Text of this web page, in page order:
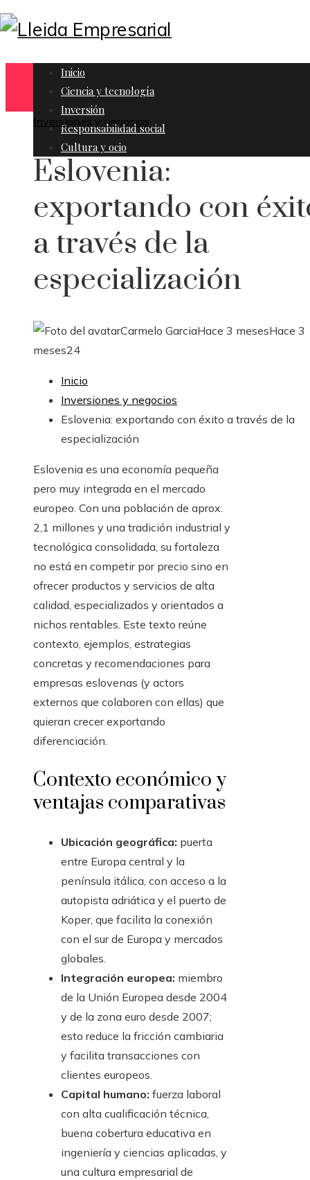
Inicio
Ciencia y tecnología
Inversión
Responsabilidad social
Cultura y ocio
Inversiones y negocios
Eslovenia:
exportando con
a través de la
especialización
Carmelo GarciaHace 3 mesesHace 3
meses24
Inicio
Inversiones y negocios
Eslovenia: exportando con éxito a través de la
especialización
Eslovenia es una economía pequeña
pero muy integrada en el mercado
europeo. Con una población de aprox.
2,1 millones y una tradición industrial y
tecnológica consolidada, su fortaleza
no está en competir por precio sino en
ofrecer productos y servicios de alta
calidad, especializados y orientados a
nichos rentables. Este texto reúne
contexto, ejemplos, estrategias
concretas y recomendaciones para
empresas eslovenas (y actors
externos que colaboren con ellas) que
quieran crecer exportando
diferenciación.
Contexto económico y
ventajas comparativas
Ubicación geográfica: puerta
entre Europa central y la
península itálica, con acceso a la
autopista adriática y el puerto de
Koper, que facilita la conexión
con el sur de Europa y mercados
globales.
Integración europea: miembro
de la Unión Europea desde 2004
y de la zona euro desde 2007;
esto reduce la fricción cambiaria
y facilita transacciones con
clientes europeos.
Capital humano: fuerza laboral
con alta cualificación técnica,
buena cobertura educativa en
ingeniería y ciencias aplicadas, y
una cultura empresarial de